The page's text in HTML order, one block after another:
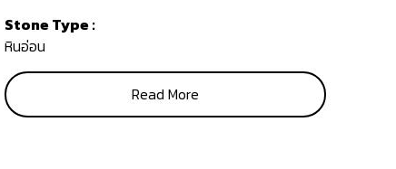
Stone Type :
หินอ่อน
Read More